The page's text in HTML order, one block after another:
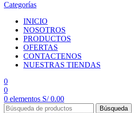
Categorías
INICIO
NOSOTROS
PRODUCTOS
OFERTAS
CONTACTENOS
NUESTRAS TIENDAS
0
0
0 elementos S/0.00
Búsqueda